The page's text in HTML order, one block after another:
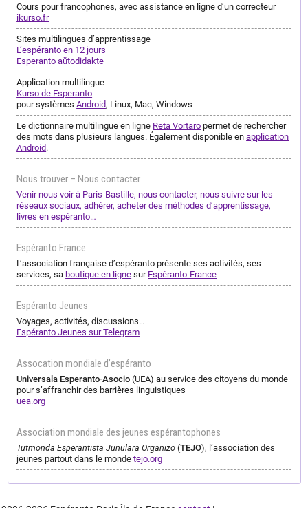
Cours pour francophones, avec assistance en ligne d’un correcteur
ikurso.fr
Sites multilingues d’apprentissage
L’espéranto en 12 jours
Esperanto aŭtodidakte
Application multilingue
Kurso de Esperanto
pour systèmesAndroid, Linux, Mac, Windows
Le dictionnaire multilingue en ligne Reta Vortaro permet de rechercher
des mots dans plusieurs langues. Également disponible enapplication
Android.
Nous trouver – Nous contacter
Venir nous voir à Paris-Bastille, nous contacter, nous suivre sur les
réseaux sociaux, adhérer, acheter des méthodes d’apprentissage,
livres en espéranto…
Espéranto France
L’association française d’espéranto présente ses activités, ses
services, saboutique en ligne sur Espéranto-France
Espéranto Jeunes
Voyages, activités, discussions…
Espéranto Jeunes sur Telegram
Assocation mondiale d’espéranto
Universala Esperanto-Asocio (UEA) au service des citoyens du monde
pour s’affranchir des barrières linguistiques
uea.org
Association mondiale des jeunes espérantophones
Tutmonda Esperantista Junulara Organizo (TEJO), l’association des
jeunes partout dans le mondetejo.org